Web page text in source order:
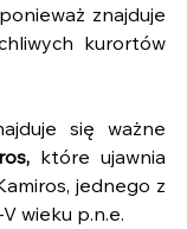
znajduje
kurortów
które ujawnia
jednego z
wieku p.n.e.